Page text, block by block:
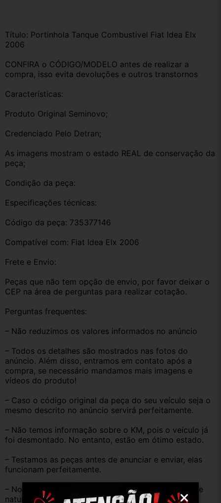
Título: Portinhola Tanque Combustivel Fiat Idea Elx
2006
CONFIRA o CÓDIGO/MODELO antes de realizar a
compra, isso evita devoluções e outros transtornos
Características:
Produto Original Seminovo;
Credenciado Pelo Detran;
As imagens mostram o estado REAL de conservação da
peça;
Condição da peça:
Especificações técnicas:
Código da peça: 735377146
Compatível com: Fiat Idea Elx 2006
Frete e Envio:
Peças que não tem opção de envio, por favor deixar o
CEP na área de perguntas para realizar cotação.
Perguntas frequentes:
– Não reduzimos os valores informados no anúncio
– Todos os detalhes são mostrados nas fotos do
anúncio. Além disso, entramos em contato após a
compra, se necessário mandamos mais imagens e
vídeos do produto!
– Caso o código original da peça do seu veículo seja o
mesmo descrito no anúncio servirá perfeitamente.
– Não temos informação sobre o KM, pois o veículo já
foi desmontado. No entanto, estão em ótimo estado.
– Testamos as peças antes de anunciar e enviar, elas
funcionam perfeitamente.
– Nossas peças são USADAS e apresentam desgaste
natural pelo tempo. Peças perfeitas são apenas as